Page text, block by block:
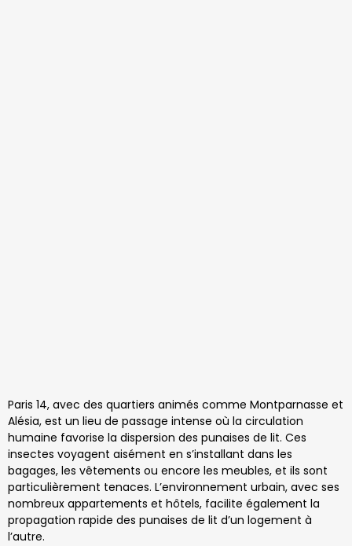
Paris 14, avec des quartiers animés comme Montparnasse et
Alésia, est un lieu de passage intense où la circulation
humaine favorise la dispersion des punaises de lit. Ces
insectes voyagent aisément en s’installant dans les
bagages, les vêtements ou encore les meubles, et ils sont
particulièrement tenaces. L’environnement urbain, avec ses
nombreux appartements et hôtels, facilite également la
propagation rapide des punaises de lit d’un logement à
l’autre.